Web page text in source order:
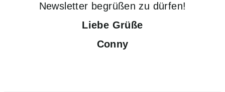
Newsletter begrüßen zu dürfen!
Liebe Grüße
Conny